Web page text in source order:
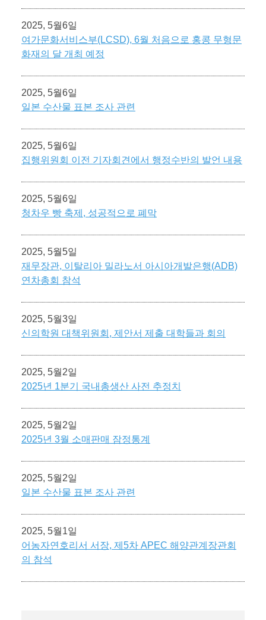
2025, 5월6일
여가문화서비스부(LCSD), 6월 처음으로 홍콩 무형문
화재의 달 개최 예정
2025, 5월6일
일본 수산물 표본 조사 관련
2025, 5월6일
집행위원회 이전 기자회견에서 행정수반의 발언 내용
2025, 5월6일
청차우 빵 축제, 성공적으로 폐막
2025, 5월5일
재무장관, 이탈리아 밀라노서 아시아개발은행(ADB)
연차총회 참석
2025, 5월3일
신의학원 대책위원회, 제안서 제출 대학들과 회의
2025, 5월2일
2025년 1분기 국내총생산 사전 추정치
2025, 5월2일
2025년 3월 소매판매 잠정통계
2025, 5월2일
일본 수산물 표본 조사 관련
2025, 5월1일
어농자연호리서 서장, 제5차 APEC 해양관계장관회
의 참석